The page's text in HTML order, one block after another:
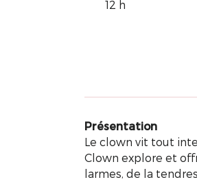
12 h
Présentation
Le clown vit tout
Clown explore et
larmes, de la